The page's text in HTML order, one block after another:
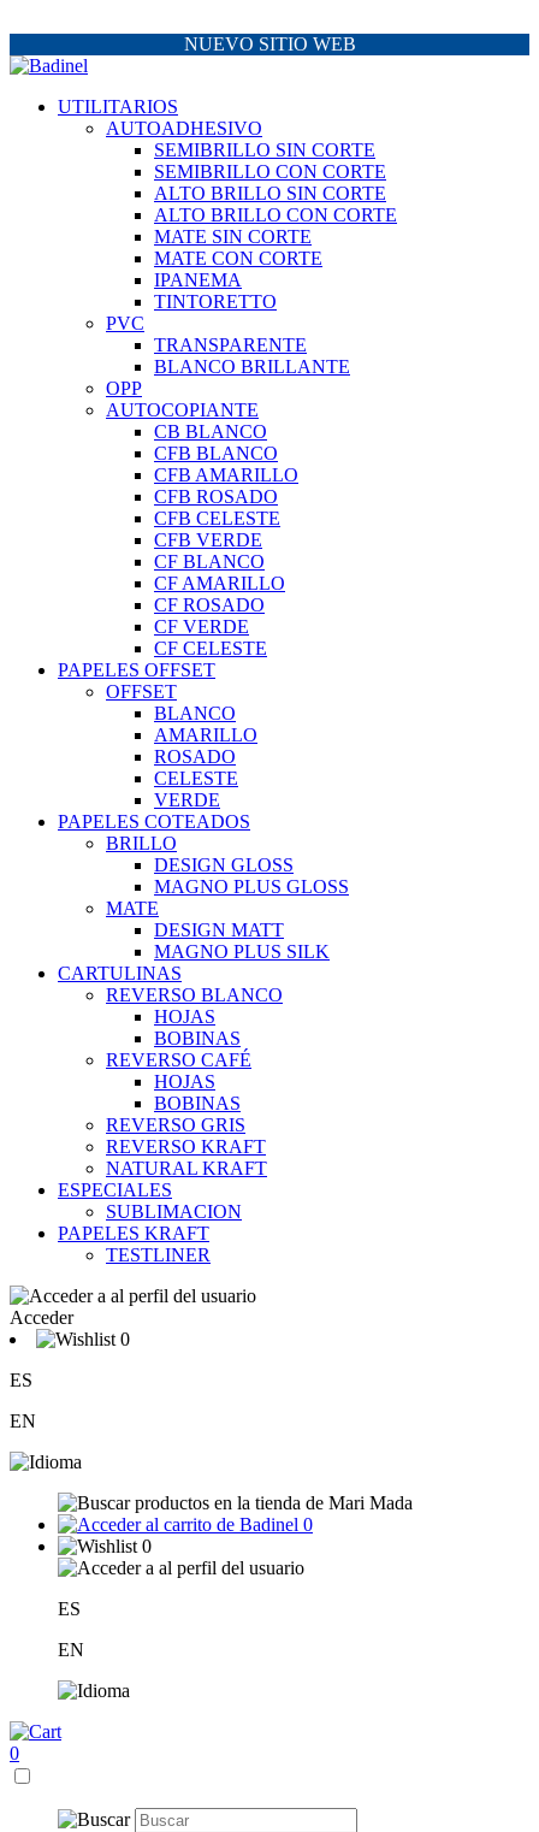
NUEVO SITIO WEB
UTILITARIOS
AUTOADHESIVO
SEMIBRILLO SIN CORTE
SEMIBRILLO CON CORTE
ALTO BRILLO SIN CORTE
ALTO BRILLO CON CORTE
MATE SIN CORTE
MATE CON CORTE
IPANEMA
TINTORETTO
PVC
TRANSPARENTE
BLANCO BRILLANTE
OPP
AUTOCOPIANTE
CB BLANCO
CFB BLANCO
CFB AMARILLO
CFB ROSADO
CFB CELESTE
CFB VERDE
CF BLANCO
CF AMARILLO
CF ROSADO
CF VERDE
CF CELESTE
PAPELES OFFSET
OFFSET
BLANCO
AMARILLO
ROSADO
CELESTE
VERDE
PAPELES COTEADOS
BRILLO
DESIGN GLOSS
MAGNO PLUS GLOSS
MATE
DESIGN MATT
MAGNO PLUS SILK
CARTULINAS
REVERSO BLANCO
HOJAS
BOBINAS
REVERSO CAFÉ
HOJAS
BOBINAS
REVERSO GRIS
REVERSO KRAFT
NATURAL KRAFT
ESPECIALES
SUBLIMACION
PAPELES KRAFT
TESTLINER
Acceder
0
ES
EN
0
0
ES
EN
0